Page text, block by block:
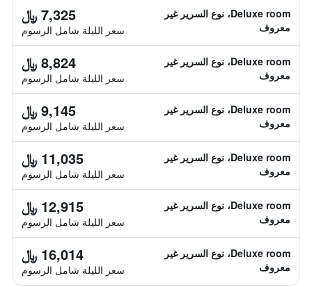
Deluxe room، نوع السرير غير
معروف
7,325 ﷼
سعر الليلة شامل الرسوم
Deluxe room، نوع السرير غير
معروف
8,824 ﷼
سعر الليلة شامل الرسوم
Deluxe room، نوع السرير غير
معروف
9,145 ﷼
سعر الليلة شامل الرسوم
Deluxe room، نوع السرير غير
معروف
11,035 ﷼
سعر الليلة شامل الرسوم
Deluxe room، نوع السرير غير
معروف
12,915 ﷼
سعر الليلة شامل الرسوم
Deluxe room، نوع السرير غير
معروف
16,014 ﷼
سعر الليلة شامل الرسوم